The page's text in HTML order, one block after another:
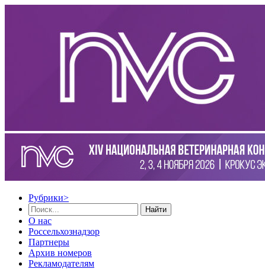
Рубрики>
Найти
О нас
Россельхознадзор
Партнеры
Архив номеров
Рекламодателям